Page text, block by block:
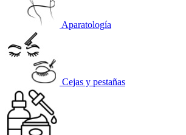
Aparatología
Cejas y pestañas